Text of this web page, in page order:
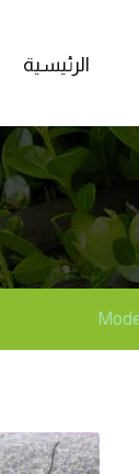
الرئيسية